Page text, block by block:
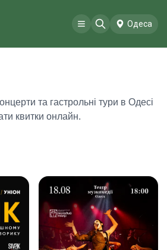
Одеса
та гастрольні тури в Одесі
квитки онлайн.